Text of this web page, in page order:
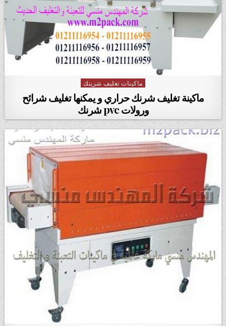
Posted in
ماكينات تغليف شرينك
ماكينة تغليف شرنك حراري و يمكنها تغليف شرائح
ورولات pvc شرنك